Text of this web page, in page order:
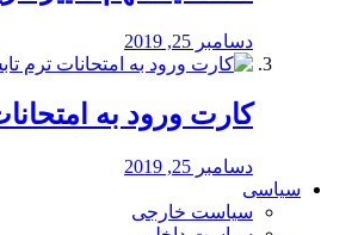
دسامبر 25, 2019
کارت ورود به
دسامبر 25, 2019
سیاسی
سیاست خارجی